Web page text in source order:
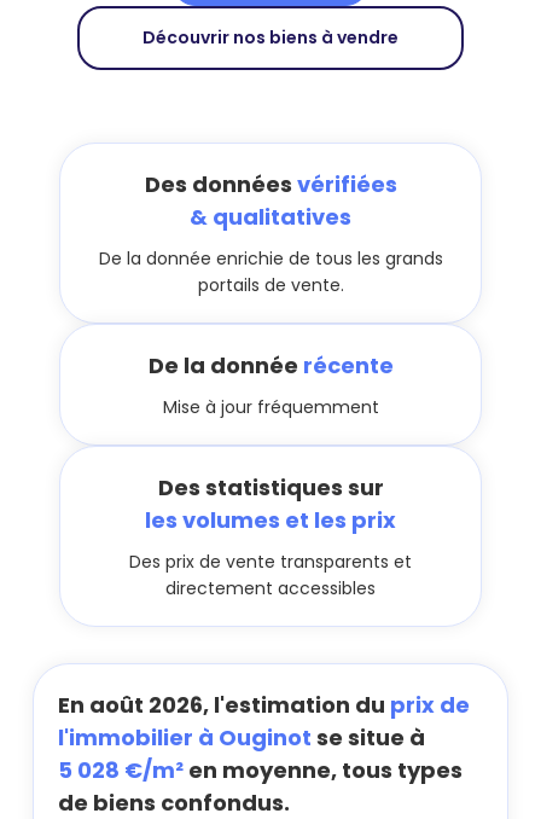
Découvrir nos biens à vendre
Des données vérifiées
& qualitatives
De la donnée enrichie de tous les grands
portails de vente.
De la donnée récente
Mise à jour fréquemment
Des statistiques sur
les volumes et les prix
Des prix de vente transparents et
directement accessibles
En août 2026, l'estimation du prix de
l'immobilier à Ouginot se situe à
5 028 €/m² en moyenne, tous types
de biens confondus.